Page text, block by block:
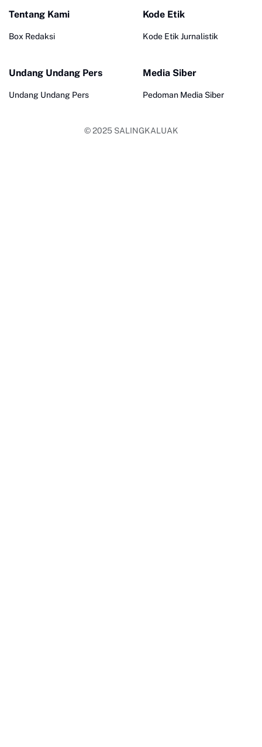
Tentang Kami
Box Redaksi
Kode Etik
Kode Etik Jurnalistik
Undang Undang Pers
Undang Undang Pers
Media Siber
Pedoman Media Siber
© 2025 SALINGKALUAK